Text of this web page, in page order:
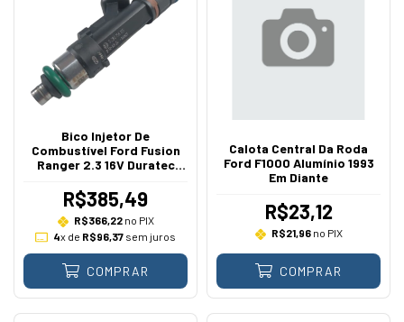
Bico Injetor De
Combustível Ford Fusion
Ranger 2.3 16V Duratec
R$385,49
R$366,22no PIX
4x de R$96,37sem juros
COMPRAR
Calota Central Da Roda
Ford F1000 Alumínio 1993
Em Diante
R$23,12
R$21,96no PIX
COMPRAR